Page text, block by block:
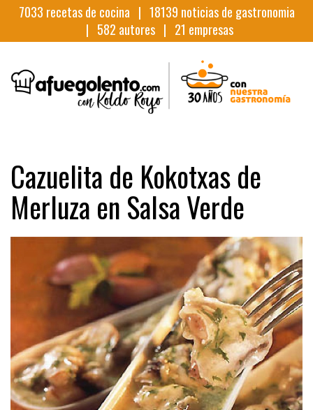
7033 recetas de cocina | 18139 noticias de gastronomia
| 582 autores | 21 empresas
Cazuelita de Kokotxas de
Merluza en Salsa Verde